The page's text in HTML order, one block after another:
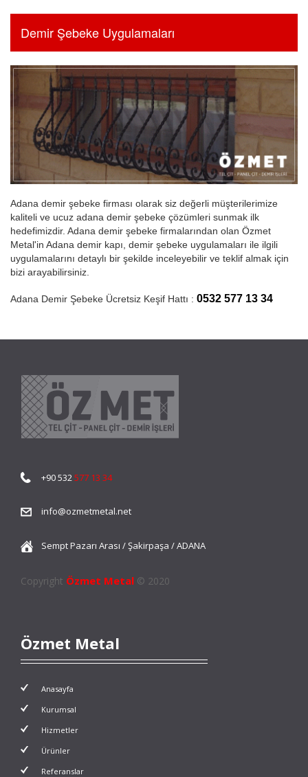
Demir Şebeke Uygulamaları
Adana demir şebeke firması olarak siz değerli müşterilerimize
kaliteli ve ucuz adana demir şebeke çözümleri sunmak ilk
hedefimizdir. Adana demir şebeke firmalarından olan Özmet
Metal'in Adana demir kapı, demir şebeke uygulamaları ile ilgili
uygulamalarını detaylı bir şekilde inceleyebilir ve teklif almak için
bizi arayabilirsiniz.
Adana Demir Şebeke Ücretsiz Keşif Hattı : 0532 577 13 34
+90 532 577 13 34
info@ozmetmetal.net
Sempt Pazarı Arası / Şakirpaşa / ADANA
Copyright Özmet Metal © 2020
Özmet Metal
Anasayfa
Kurumsal
Hizmetler
Ürünler
Referanslar